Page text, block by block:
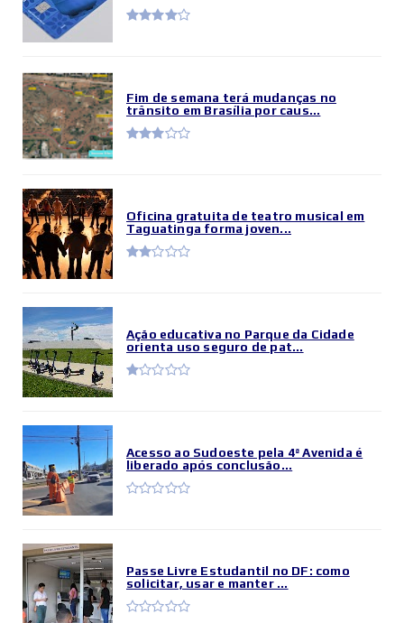
Fim de semana terá mudanças no
trânsito em Brasília por caus...
Oficina gratuita de teatro musical em
Taguatinga forma joven...
Ação educativa no Parque da Cidade
orienta uso seguro de pat...
Acesso ao Sudoeste pela 4ª Avenida é
liberado após conclusão...
Passe Livre Estudantil no DF: como
solicitar, usar e manter ...